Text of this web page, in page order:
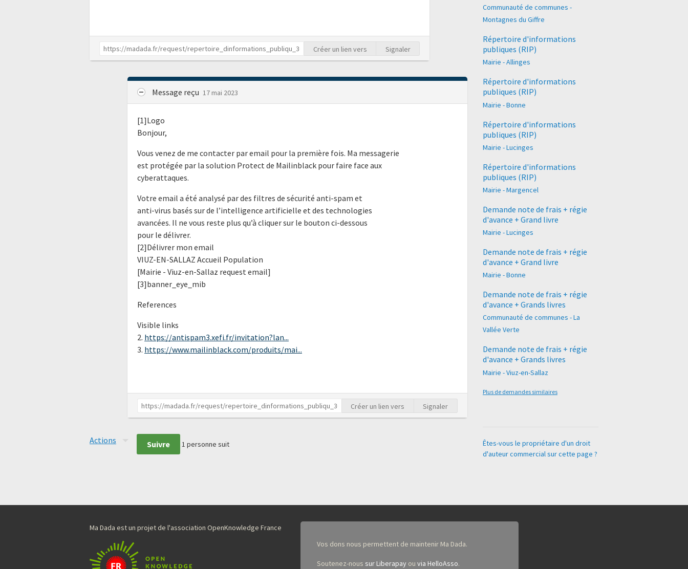
Créer un lien vers Signaler
Message reçu 17 mai 2023
[1]Logo
Bonjour,
Vous venez de me contacter par email pour la première fois. Ma messagerie
est protégée par la solution Protect de Mailinblack pour faire face aux
cyberattaques.
Votre email a été analysé par des filtres de sécurité anti-spam et
anti-virus basés sur de l’intelligence artificielle et des technologies
avancées. Il ne vous reste plus qu’à cliquer sur le bouton ci-dessous
pour le délivrer.
[2]Délivrer mon email
VIUZ-EN-SALLAZ Accueil Population
[Mairie - Viuz-en-Sallaz request email]
[3]banner_eye_mib
References
Visible links
2. https://antispam3.xefi.fr/invitation?lan...
3. https://www.mailinblack.com/produits/mai...
Créer un lien vers Signaler
Actions Suivre 1 personne suit
Communauté de communes -
Montagnes du Giffre
Répertoire d'informations
publiques (RIP)
Mairie - Allinges
Répertoire d'informations
publiques (RIP)
Mairie - Bonne
Répertoire d'informations
publiques (RIP)
Mairie - Lucinges
Répertoire d'informations
publiques (RIP)
Mairie - Margencel
Demande note de frais + régie
d'avance + Grand livre
Mairie - Lucinges
Demande note de frais + régie
d'avance + Grand livre
Mairie - Bonne
Demande note de frais + régie
d'avance + Grands livres
Communauté de communes - La
Vallée Verte
Demande note de frais + régie
d'avance + Grands livres
Mairie - Viuz-en-Sallaz
Plus de demandes similaires
Êtes-vous le propriétaire d'un droit
d'auteur commercial sur cette page ?
Ma Dada est un projet de l'association OpenKnowledge France
Vos dons nous permettent de maintenir Ma Dada.
Soutenez-nous sur Liberapayou via HelloAsso.